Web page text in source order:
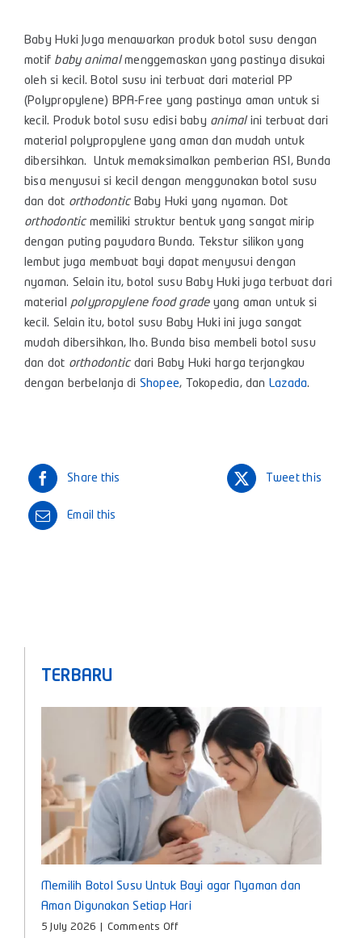
Baby Huki Juga menawarkan produk botol susu dengan
motif baby animalmenggemaskan yang pastinya disukai
oleh si kecil. Botol susu ini terbuat dari material PP
(Polypropylene) BPA-Free yang pastinya aman untuk si
kecil. Produk botol susu edisi baby animalini terbuat dari
material polypropylene yang aman dan mudah untuk
dibersihkan. Untuk memaksimalkan pemberian ASI, Bunda
bisa menyusui si kecil dengan menggunakan botol susu
dan dot orthodonticBaby Huki yang nyaman. Dot
orthodonticmemiliki struktur bentuk yang sangat mirip
dengan puting payudara Bunda. Tekstur silikon yang
lembut juga membuat bayi dapat menyusui dengan
nyaman. Selain itu, botol susu Baby Huki juga terbuat dari
material polypropylene food gradeyang aman untuk si
kecil. Selain itu, botol susu Baby Huki ini juga sangat
mudah dibersihkan, lho. Bunda bisa membeli botol susu
dan dot orthodonticdari Baby Huki harga terjangkau
dengan berbelanja di Shopee, Tokopedia, dan Lazada.
Share this Tweet this
Email this
TERBARU
Memilih Botol Susu Untuk Bayi agar Nyaman dan
Aman Digunakan Setiap Hari
5 July 2026 Comments Offon